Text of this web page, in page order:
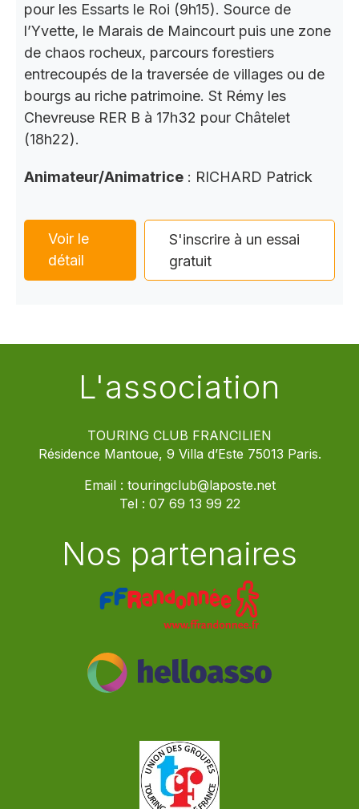
pour les Essarts le Roi (9h15). Source de
l’Yvette, le Marais de Maincourt puis une zone
de chaos rocheux, parcours forestiers
entrecoupés de la traversée de villages ou de
bourgs au riche patrimoine. St Rémy les
Chevreuse RER B à 17h32 pour Châtelet
(18h22).
Animateur/Animatrice : RICHARD Patrick
Voir le
détail
S'inscrire à un essai
gratuit
L'association
TOURING CLUB FRANCILIEN
Résidence Mantoue, 9 Villa d’Este 75013 Paris.
Email : touringclub@laposte.net
Tel : 07 69 13 99 22
Nos partenaires